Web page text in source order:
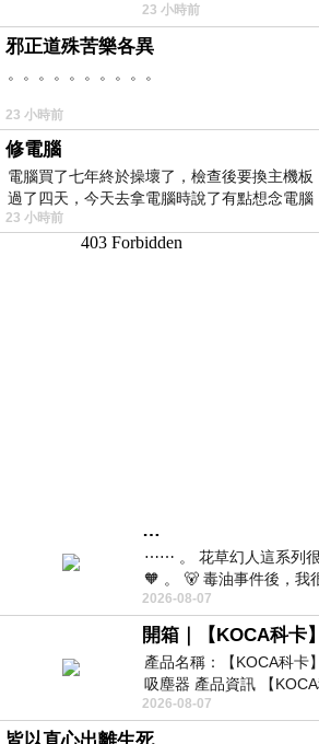
23 小時前
邪正道殊苦樂各異
。。。。。。。。。。
23 小時前
修電腦
電腦買了七年終於操壞了，檢查後要換主機
過了四天，今天去拿電腦時說了有點想念電
23 小時前
…
⋯⋯ 。 花草幻人這系列很
🧡 。 🐻 毒油事件後，我
前天購買了我之前就很愛
2026-08-07
產品名稱：【KOCA科卡
吸塵器 產品資訊 【
線手持吸塵器評語： 能吸
2026-08-07